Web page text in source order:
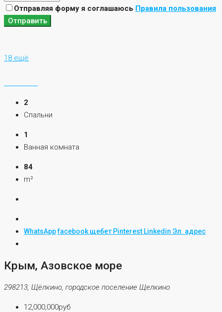
Отправляя форму я соглашаюсь Правила пользования
Отправить
18 ещё
2
Спальни
1
Ванная комната
84
m²
WhatsAppfacebookщебет Pinterest Linkedin Эл. адрес
Крым, Азовское море
298213, Щёлкино, городское поселение Щелкино
12,000,000руб